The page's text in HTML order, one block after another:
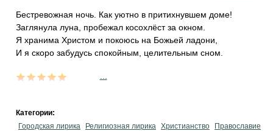
Бестревожная ночь. Как уютно в притихнувшем доме!
Заглянула луна, пробежал косохлёст за окном.
Я хранима Христом и покоюсь на Божьей ладони,
И я скоро забудусь спокойным, целительным сном.
Категории:
Городская лирика
Религиозная лирика Христианство
Православие